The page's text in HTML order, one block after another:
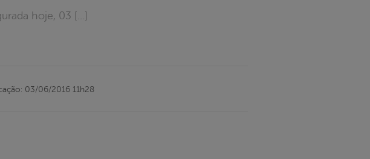
hoje, 03 […]
03/06/2016 11h28